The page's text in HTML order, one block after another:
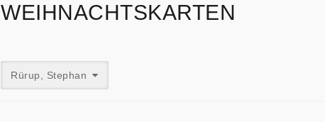
WEIHNACHTSKARTEN
Rürup, Stephan